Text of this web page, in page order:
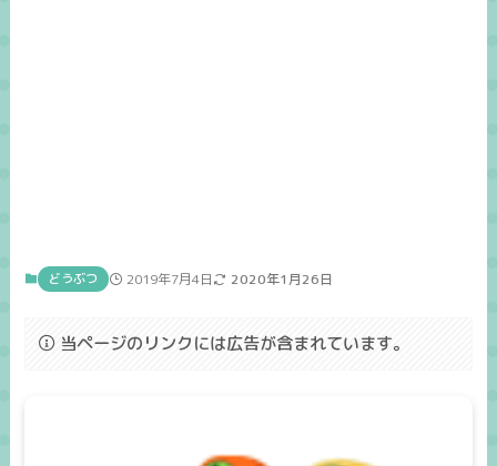
どうぶつ 2019年7月4日 2020年1月26日
当ページのリンクには広告が含まれています。